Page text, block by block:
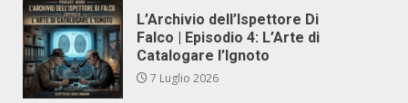
L’Archivio dell’Ispettore Di
Falco | Episodio 4: L’Arte di
Catalogare l’Ignoto
7 Luglio 2026